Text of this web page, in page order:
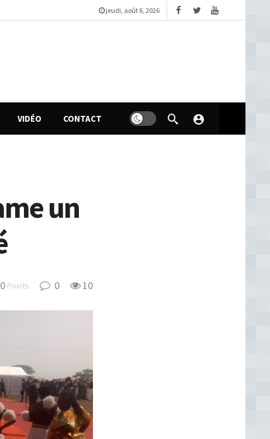
jeudi, août 6, 2026
VIDÉO CONTACT
un
0 Points 0 10